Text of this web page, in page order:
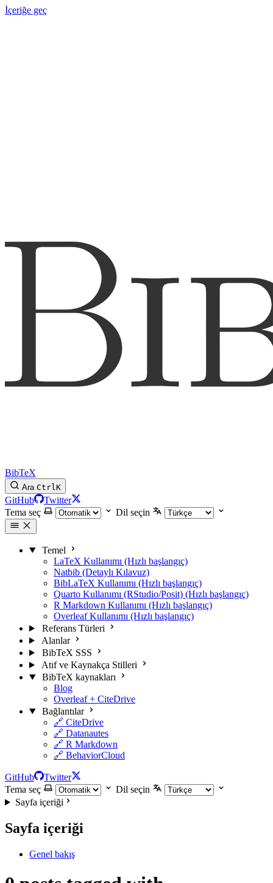
İçeriğe geç
BibTeX
Ara CtrlK
GitHub
Twitter
Tema seç
Dil seçin
Temel
LaTeX Kullanımı (Hızlı başlangıç)
Natbib (Detaylı Kılavuz)
BibLaTeX Kullanımı (Hızlı başlangıç)
Quarto Kullanımı (RStudio/Posit) (Hızlı başlangıç)
R Markdown Kullanımı (Hızlı başlangıç)
Overleaf Kullanımı (Hızlı başlangıç)
Referans Türleri
Alanlar
BibTeX SSS
Atıf ve Kaynakça Stilleri
BibTeX kaynakları
Blog
Overleaf + CiteDrive
Bağlantılar
🔗 CiteDrive
🔗 Datanautes
🔗 R Markdown
🔗 BehaviorCloud
GitHub
Twitter
Tema seç
Dil seçin
Sayfa içeriği
Sayfa içeriği
Genel bakış